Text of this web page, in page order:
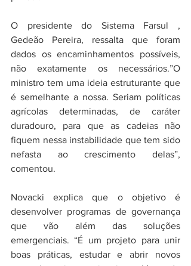
O presidente do Sistema Farsul ,
Gedeão Pereira, ressalta que foram
dados os encaminhamentos possíveis,
não exatamente os necessários.”O
ministro tem uma ideia estruturante que
é semelhante a nossa. Seriam políticas
agrícolas determinadas, de caráter
duradouro, para que as cadeias não
fiquem nessa instabilidade que tem sido
nefasta ao crescimento delas”,
comentou.
Novacki explica que o objetivo é
desenvolver programas de governança
que vão além das soluções
emergenciais. “É um projeto para unir
boas práticas, estudar e abrir novos